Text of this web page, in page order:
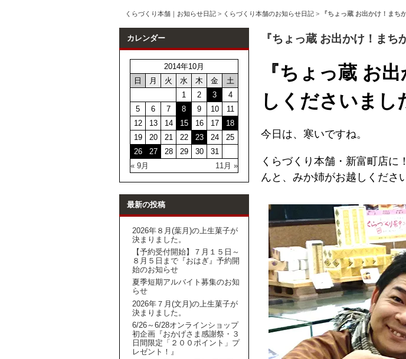
くらづくり本舗｜お知らせ日記 > くらづくり本舗のお知らせ日記 > 『ちょっ蔵 お出かけ！まち
カレンダー
2014年10月
日
月 火 水 木 金 土
« 9月 11月 »
1 2 3
4
5
6 7 8 9 10
11
12
13 14 15 16 17
18
19
20 21 22 23 24
25
26
27 28 29 30 31
最新の投稿
2026年８月(葉月)の上生菓子が
決まりました。
【予約受付開始】７月１５日～
８月５日まで『おはぎ』予約開
始のお知らせ
夏季短期アルバイト募集のお知
らせ
2026年７月(文月)の上生菓子が
決まりました。
6/26～6/28オンラインショップ
初企画『おかげさま感謝祭・３
日間限定「２００ポイント」プ
レゼント！』
『ちょっ蔵 お出かけ！まち
『ちょっ蔵 お
しくださいまし
今日は、寒いですね。
くらづくり本舗・新富町店に
んと、みか姉がお越しくださ